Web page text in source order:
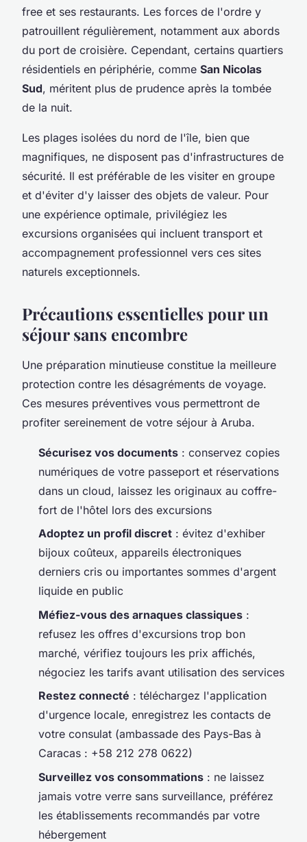
free et ses restaurants. Les forces de l'ordre y
patrouillent régulièrement, notamment aux abords
du port de croisière. Cependant, certains quartiers
résidentiels en périphérie, comme San Nicolas
Sud, méritent plus de prudence après la tombée
de la nuit.
Les plages isolées du nord de l'île, bien que
magnifiques, ne disposent pas d'infrastructures de
sécurité. Il est préférable de les visiter en groupe
et d'éviter d'y laisser des objets de valeur. Pour
une expérience optimale, privilégiez les
excursions organisées qui incluent transport et
accompagnement professionnel vers ces sites
naturels exceptionnels.
Précautions essentielles pour un
séjour sans encombre
Une préparation minutieuse constitue la meilleure
protection contre les désagréments de voyage.
Ces mesures préventives vous permettront de
profiter sereinement de votre séjour à Aruba.
Sécurisez vos documents : conservez copies
numériques de votre passeport et réservations
dans un cloud, laissez les originaux au coffre-
fort de l'hôtel lors des excursions
Adoptez un profil discret : évitez d'exhiber
bijoux coûteux, appareils électroniques
derniers cris ou importantes sommes d'argent
liquide en public
Méfiez-vous des arnaques classiques :
refusez les offres d'excursions trop bon
marché, vérifiez toujours les prix affichés,
négociez les tarifs avant utilisation des services
Restez connecté : téléchargez l'application
d'urgence locale, enregistrez les contacts de
votre consulat (ambassade des Pays-Bas à
Caracas : +58 212 278 0622)
Surveillez vos consommations : ne laissez
jamais votre verre sans surveillance, préférez
les établissements recommandés par votre
hébergement